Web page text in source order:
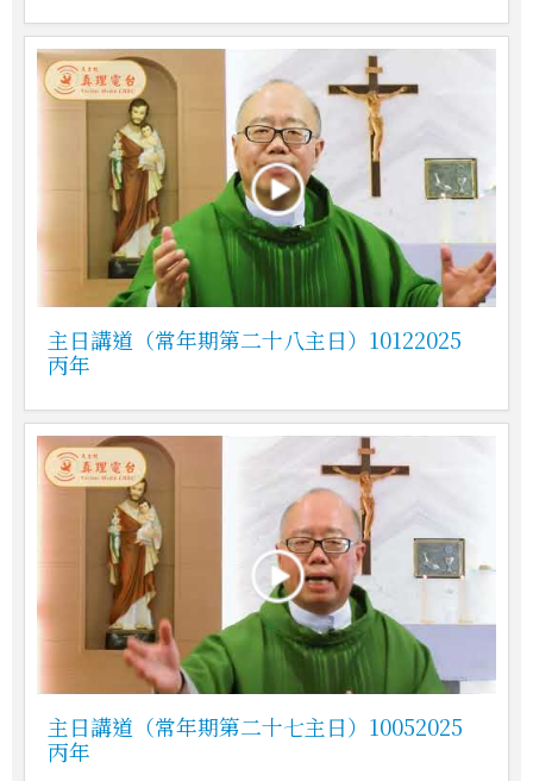
主日講道（常年期第二十八主日）10122025
丙年
主日講道（常年期第二十七主日）10052025
丙年